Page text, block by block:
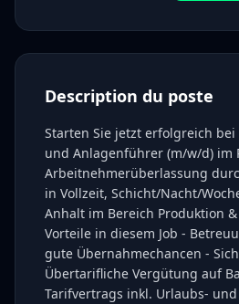
Description du poste
Starten Sie jetzt erfolgreich
und Anlagenführer (m/w/d) im
Arbeitnehmerüberlassung
in Vollzeit, Schicht/Nacht/
Anhalt im Bereich Produktion
Vorteile in diesem Job -
gute Übernahmechancen -
Übertarifliche Vergütung auf
Tarifvertrags inkl. Urlaubs-